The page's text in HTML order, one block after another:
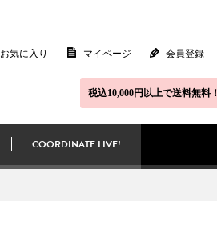
お気に入り マイページ 会員登録
税込10,000円以上で送料無料！
COORDINATE LIVE!